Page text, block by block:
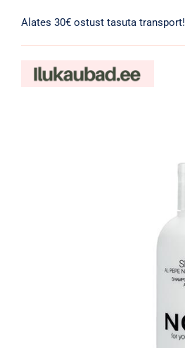
content
Alates 30€ ostust tasuta transport!